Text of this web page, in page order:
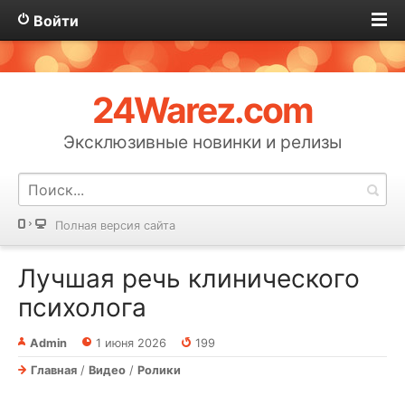
Войти
24Warez.com
Эксклюзивные новинки и релизы
Полная версия сайта
Лучшая речь клинического
психолога
Admin 1 июня 2026
199
Главная / Видео / Ролики